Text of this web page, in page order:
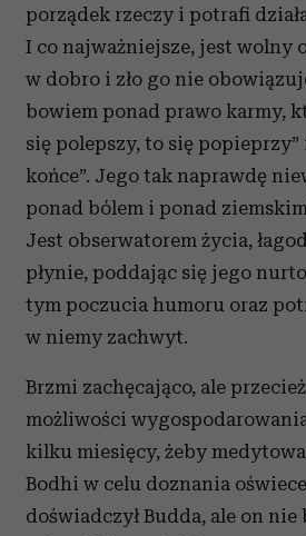
porządek rzeczy i potrafi
I co najważniejsze, jest wolny
w dobro i zło go nie
bowiem ponad prawo karmy,
się polepszy, to się popieprzy”
końce”. Jego tak naprawdę
ponad bólem i ponad
Jest obserwatorem życia,
płynie, poddając się jego
tym poczucia humoru oraz
w niemy zachwyt.
Brzmi zachęcająco, ale
możliwości
kilku miesięcy, żeby
Bodhi w celu doznania
doświadczył Budda, ale on nie